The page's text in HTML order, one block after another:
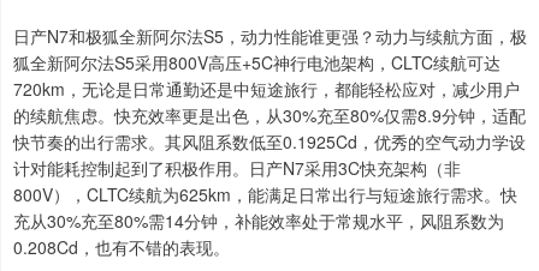
日产N7和极狐全新阿尔法S5，动力性能谁更强？动力与续航方面，极
狐全新阿尔法S5采用800V高压+5C神行电池架构，CLTC续航可达
720km，无论是日常通勤还是中短途旅行，都能轻松应对，减少用户
的续航焦虑。快充效率更是出色，从30%充至80%仅需8.9分钟，适配
快节奏的出行需求。其风阻系数低至0.1925Cd，优秀的空气动力学设
计对能耗控制起到了积极作用。日产N7采用3C快充架构（非
800V），CLTC续航为625km，能满足日常出行与短途旅行需求。快
充从30%充至80%需14分钟，补能效率处于常规水平，风阻系数为
0.208Cd，也有不错的表现。